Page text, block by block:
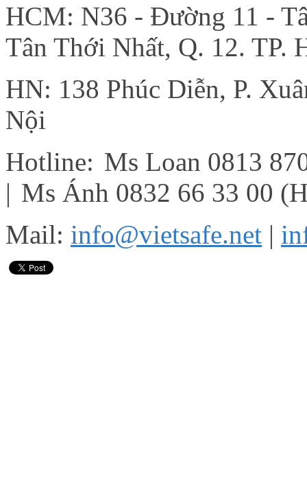
HCM: N36 - Đường 11 -
Tân Thới Nhất, Q. 12. TP.
HN: 138 Phúc Diễn, P.
Nội
Hotline: Ms Loan 0813
| Ms Ánh 0832 66 33 00
Mail: info@vietsafe.net |